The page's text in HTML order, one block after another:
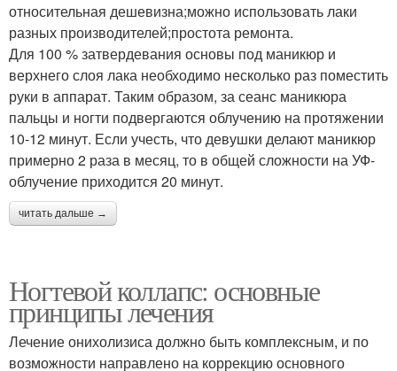
относительная дешевизна;можно использовать лаки
разных производителей;простота ремонта.
Для 100 % затвердевания основы под маникюр и
верхнего слоя лака необходимо несколько раз поместить
руки в аппарат. Таким образом, за сеанс маникюра
пальцы и ногти подвергаются облучению на протяжении
10-12 минут. Если учесть, что девушки делают маникюр
примерно 2 раза в месяц, то в общей сложности на УФ-
облучение приходится 20 минут.
читать дальше →
Ногтевой коллапс: основные
принципы лечения
Лечение онихолизиса должно быть комплексным, и по
возможности направлено на коррекцию основного